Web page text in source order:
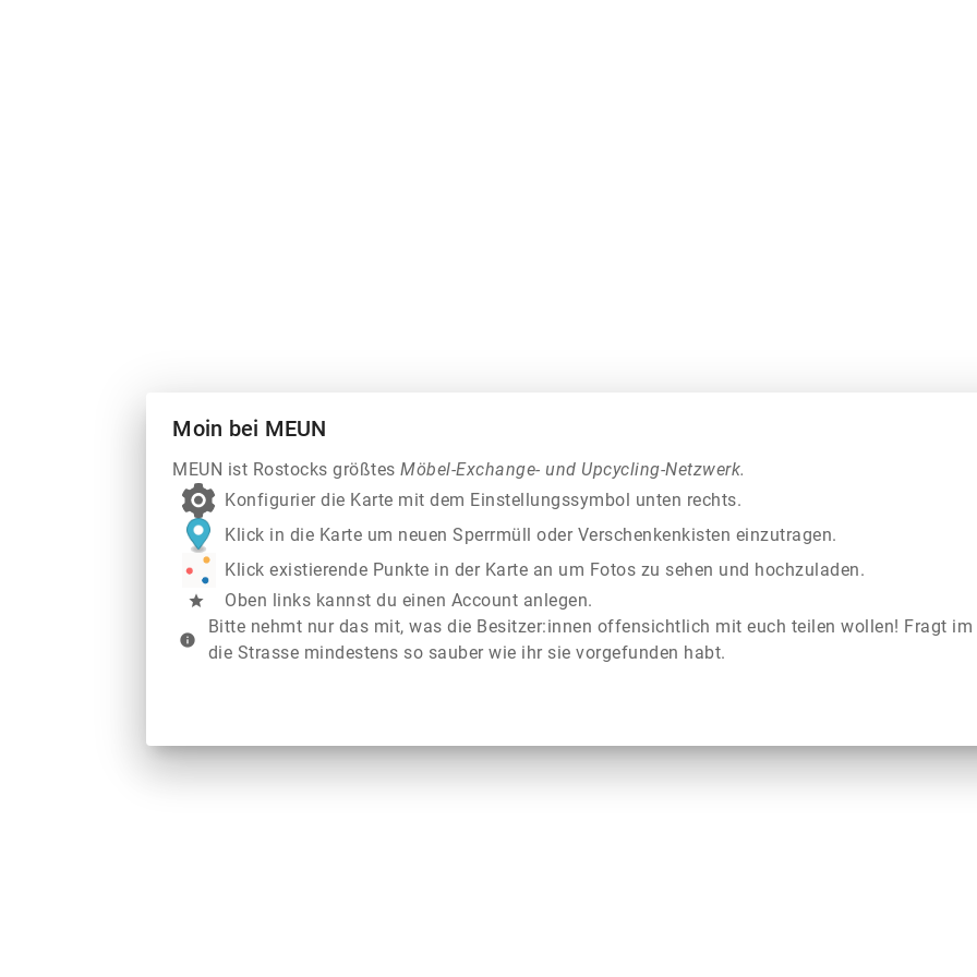
Moin bei MEUN
MEUN ist Rostocks größtesMöbel-Exchange- und Upcycling-Netzwerk.
Konfigurier die Karte mit dem Einstellungssymbol unten rechts.
Klick in die Karte um neuen Sperrmüll oder Verschenkenkisten einzutragen.
Klick existierende Punkte in der Karte an um Fotos zu sehen und hochzuladen.
star Oben links kannst du einen Account anlegen.
info
Bitte nehmt nur das mit, was die Besitzer:innen offensichtlich mit euch teilen wollen! Fragt
die Strasse mindestens so sauber wie ihr sie vorgefunden habt.